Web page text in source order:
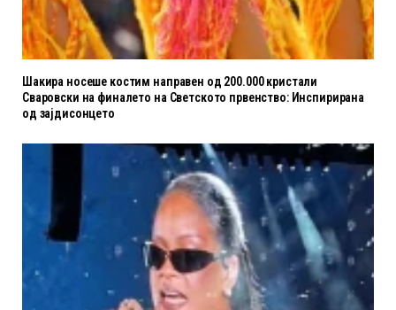
Шакира носеше костим направен од 200.000 кристали
Сваровски на финалето на Светското првенство: Инспирирана
од зајдисонцето